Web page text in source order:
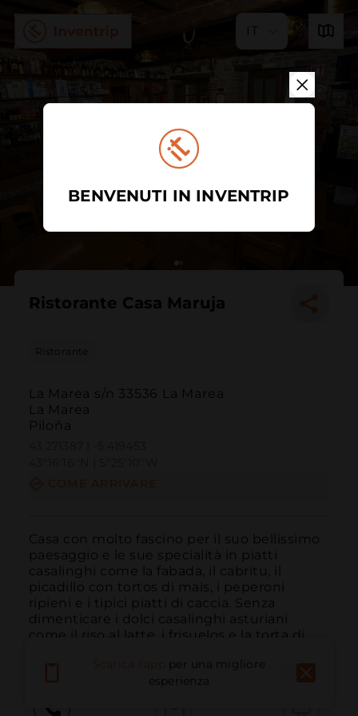
IT
Ristorante Casa Maruja
Ristorante
La Marea s/n 33536 La Marea
La Marea
Piloña
Casa con molto fascino per il suo bellissimo
paesaggio e le sue specialità in piatti
casalinghi come la fabada, il cabritu, il
picadillo con tortos di mais, i peperoni
ripieni e i tipici piatti di caccia. Senza
dimenticare i dolci casalinghi asturiani
come il riso al latte, i frisuelos e la torta di...
per una migliore
esperienza
BENVENUTI IN INVENTRIP